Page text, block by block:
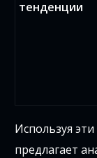
тенденции
Используя
предлагает